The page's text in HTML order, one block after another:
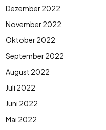
Dezember 2022
November 2022
Oktober 2022
September 2022
August 2022
Juli 2022
Juni 2022
Mai 2022